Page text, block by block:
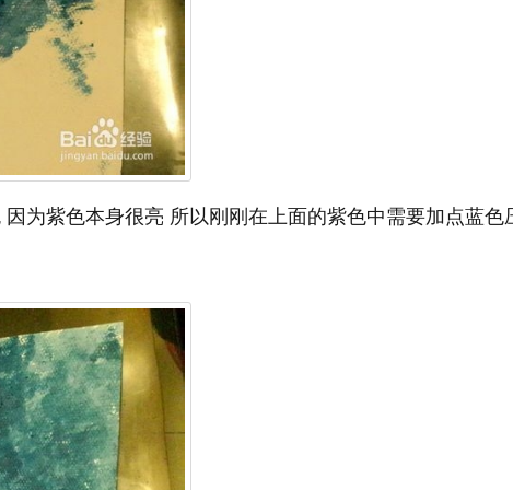
为紫色本身很亮 所以刚刚在上面的紫色中需要加点蓝色